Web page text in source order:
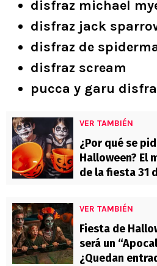
disfraz michael
disfraz jack
disfraz de
disfraz scream
pucca y garu disfra
VER TAMBIÉN
¿Por qué se
Halloween? El
de la fiesta 31
VER TAMBIÉN
Fiesta de
será un
¿Quedan